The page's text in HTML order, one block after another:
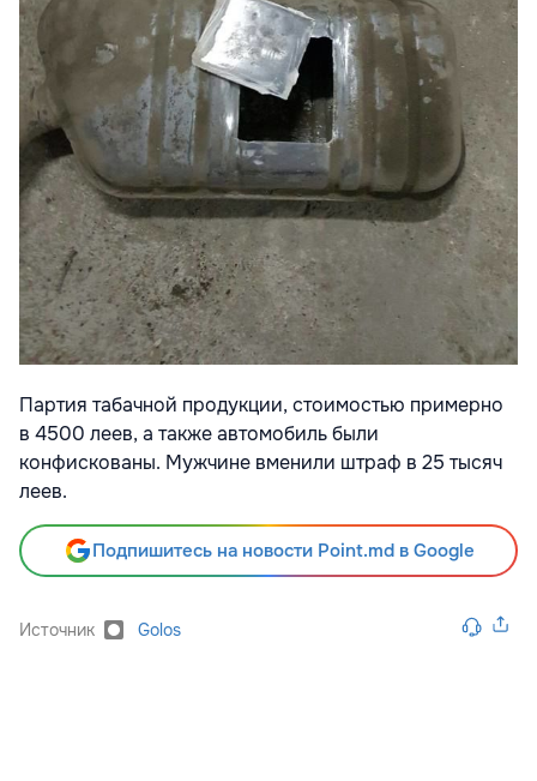
Партия табачной продукции, стоимостью примерно
в 4500 леев, а также автомобиль были
конфискованы. Мужчине вменили штраф в 25 тысяч
леев.
Подпишитесь на новости Point.md в Google
Источник Golos